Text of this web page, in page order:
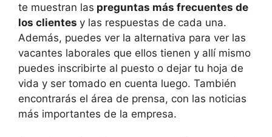
te muestran las preguntas más frecuentes de
los clientes y las respuestas de cada una.
Además, puedes ver la alternativa para ver las
vacantes laborales que ellos tienen y allí mismo
puedes inscribirte al puesto o dejar tu hoja de
vida y ser tomado en cuenta luego. También
encontrarás el área de prensa, con las noticias
más importantes de la empresa.